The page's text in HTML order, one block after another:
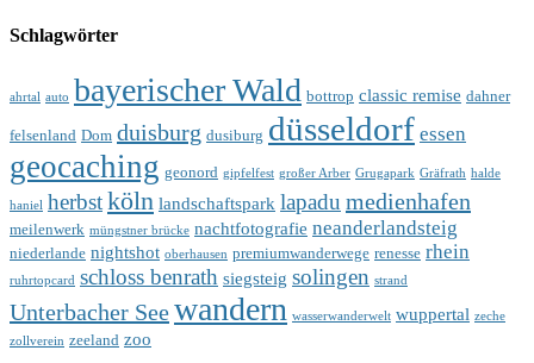
Schlagwörter
ahrtal auto bayerischer Wald bottrop classic remise dahner
felsenland Dom duisburg dusiburg düsseldorf essen
geocaching geonord gipfelfest großer Arber Grugapark Gräfrath halde
haniel herbstköln landschaftspark lapadu medienhafen
meilenwerk müngstner brücke nachtfotografie neanderlandsteig
niederlande nightshot oberhausen premiumwanderwege renesse rhein
ruhrtopcard schloss benrath siegsteig solingen strand
Unterbacher Seewandern wasserwanderwelt wuppertal zeche
zollverein zeeland zoo